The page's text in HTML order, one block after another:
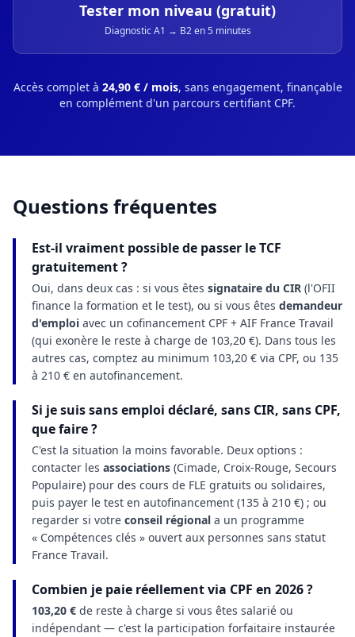
Tester mon niveau (gratuit)
Diagnostic A1 → B2 en 5 minutes
Accès complet à 24,90 € / mois, sans engagement, finançable
en complément d'un parcours certifiant CPF.
Questions fréquentes
Est-il vraiment possible de passer le TCF
gratuitement ?
Oui, dans deux cas : si vous êtes signataire du CIR (l'OFII
finance la formation et le test), ou si vous êtes demandeur
d'emploi avec un cofinancement CPF + AIF France Travail
(qui exonère le reste à charge de 103,20 €). Dans tous les
autres cas, comptez au minimum 103,20 € via CPF, ou 135
à 210 € en autofinancement.
Si je suis sans emploi déclaré, sans CIR, sans CPF,
que faire ?
C'est la situation la moins favorable. Deux options :
contacter les associations (Cimade, Croix-Rouge, Secours
Populaire) pour des cours de FLE gratuits ou solidaires,
puis payer le test en autofinancement (135 à 210 €) ; ou
regarder si votre conseil régional a un programme
« Compétences clés » ouvert aux personnes sans statut
France Travail.
Combien je paie réellement via CPF en 2026 ?
103,20 € de reste à charge si vous êtes salarié ou
indépendant — c'est la participation forfaitaire instaurée